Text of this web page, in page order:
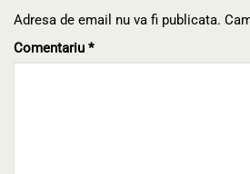
Adresa de email nu va fi publicata.
Comentariu *